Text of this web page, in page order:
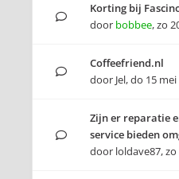
Korting bij
door bobbee,zo
Coffeefriend.nl
door Jel,do 15 mei
Zijn er reparatie
service bieden
door loldave87,zo